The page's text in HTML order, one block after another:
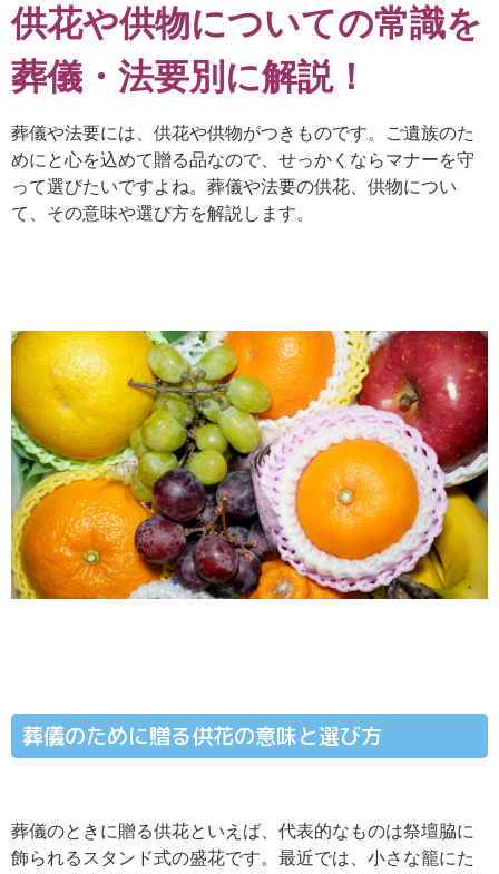
供花や供物についての常識を
葬儀・法要別に解説！
葬儀や法要には、供花や供物がつきものです。ご遺族のた
めにと心を込めて贈る品なので、せっかくならマナーを守
って選びたいですよね。葬儀や法要の供花、供物につい
て、その意味や選び方を解説します。
葬儀のために贈る供花の意味と選び方
葬儀のときに贈る供花といえば、代表的なものは祭壇脇に
飾られるスタンド式の盛花です。最近では、小さな籠にた